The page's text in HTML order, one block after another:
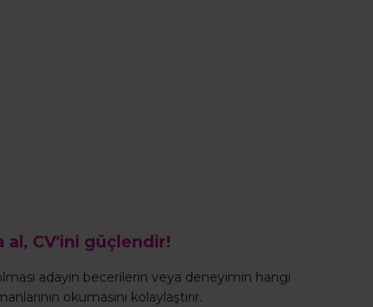
al, CV'ini güçlendir!
adayın becerilerin veya deneyimin hangi
okumasını kolaylaştırır.